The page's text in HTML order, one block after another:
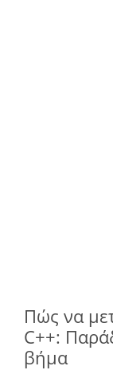
Πώς να
C++:
βήμα